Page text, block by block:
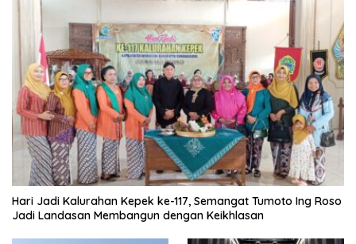
Hari Jadi Kalurahan Kepek ke-117, Semangat Tumoto Ing Roso
Jadi Landasan Membangun dengan Keikhlasan